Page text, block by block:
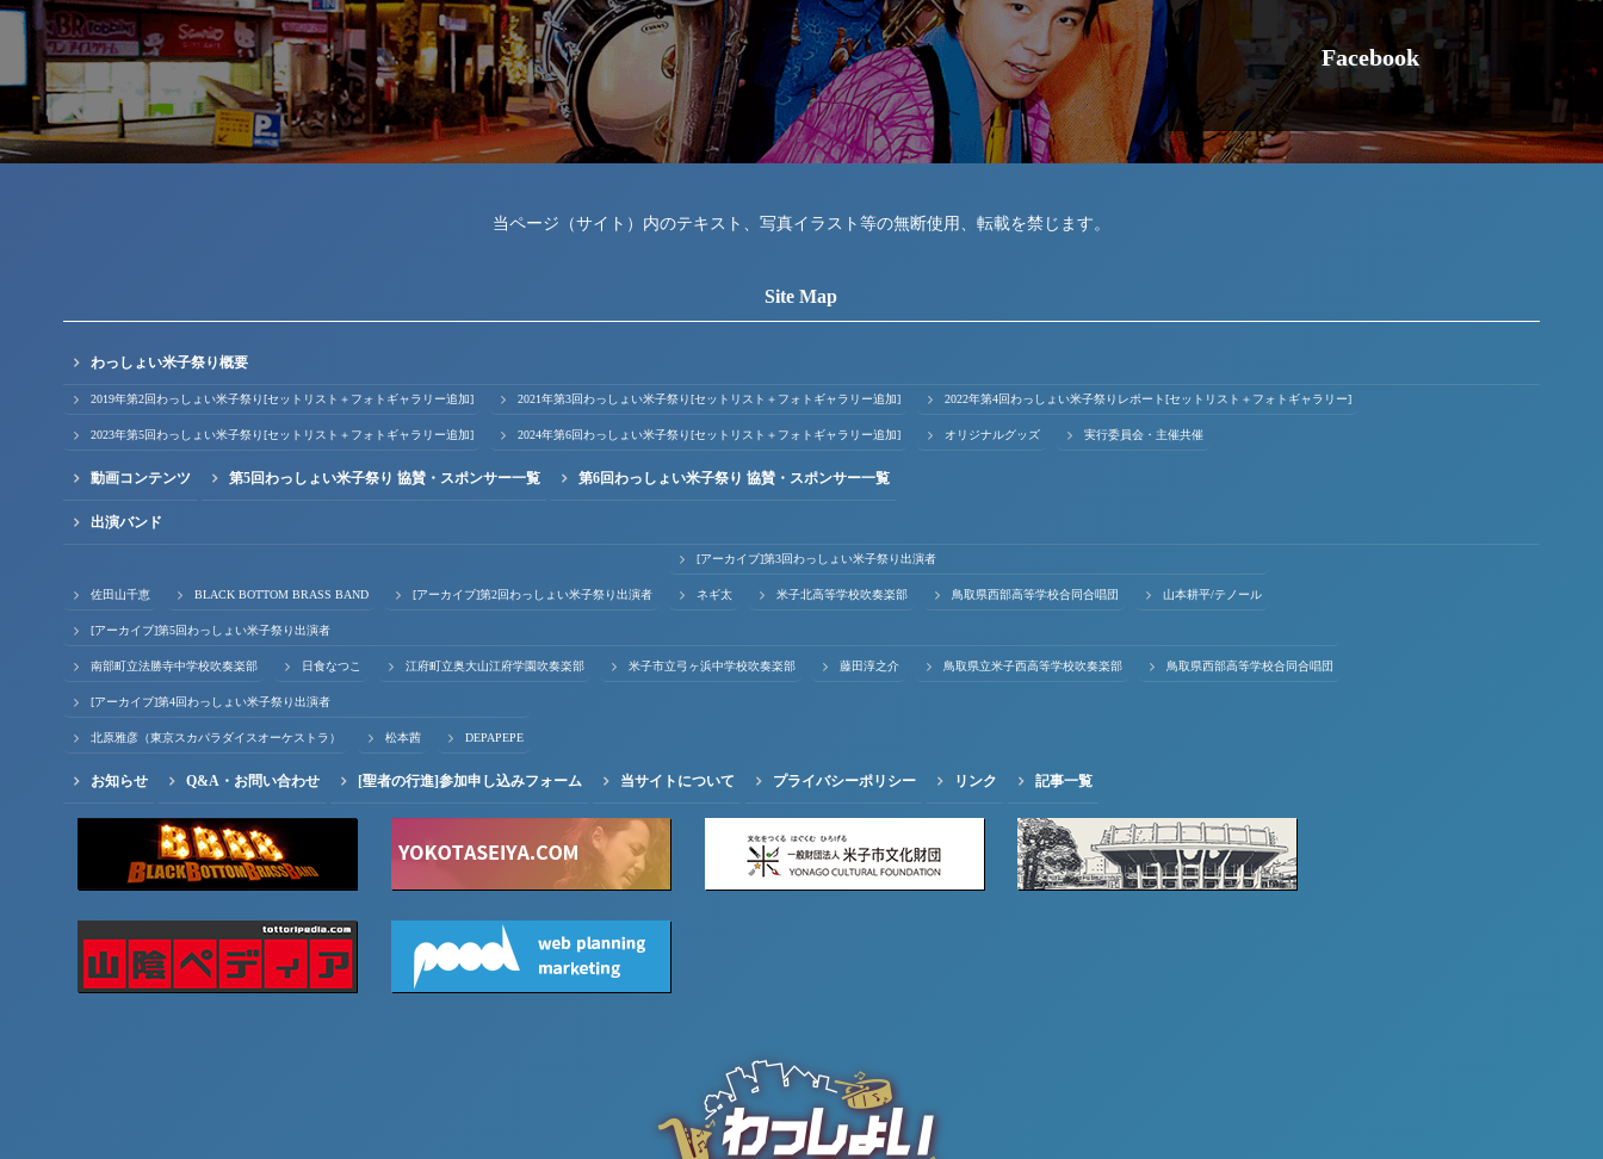
Facebook
当ページ（サイト）内のテキスト、写真イラスト等の無断使用、転載を禁じます。
Site Map
わっしょい米子祭り概要
2019年第2回わっしょい米子祭り[セットリスト＋フォトギャラリー追加] 2021年第3回わっしょい米子祭り[セットリスト＋フォトギャラリー追加] 2022年第4回わっしょい米子祭りレポート[セットリスト＋フォトギャラリー]
2023年第5回わっしょい米子祭り[セットリスト＋フォトギャラリー追加] 2024年第6回わっしょい米子祭り[セットリスト＋フォトギャラリー追加] オリジナルグッズ 実行委員会・主催共催
動画コンテンツ 第5回わっしょい米子祭り 協賛・スポンサー一覧 第6回わっしょい米子祭り 協賛・スポンサー一覧
出演バンド
佐田山千恵 BLACK BOTTOM BRASS BAND [アーカイブ]第2回わっしょい米子祭り出演者
[アーカイブ]第3回わっしょい米子祭り出演者
ネギ太 米子北高等学校吹奏楽部 鳥取県西部高等学校合同合唱団 山本耕平/テノール
[アーカイブ]第5回わっしょい米子祭り出演者
南部町立法勝寺中学校吹奏楽部 日食なつこ 江府町立奥大山江府学園吹奏楽部 米子市立弓ヶ浜中学校吹奏楽部 藤田淳之介 鳥取県立米子西高等学校吹奏楽部 鳥取県西部高等学校合同合唱団
[アーカイブ]第4回わっしょい米子祭り出演者
北原雅彦（東京スカパラダイスオーケストラ） 松本茜 DEPAPEPE
お知らせ Q&A・お問い合わせ [聖者の行進]参加申し込みフォーム 当サイトについて プライバシーポリシー リンク 記事一覧